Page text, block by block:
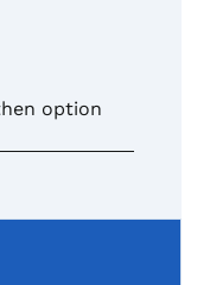
option